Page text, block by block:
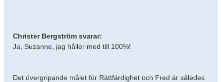
Christer Bergström svarar:
Ja, Suzanne, jag håller med till 100%!
Det övergripande målet för Rättfärdighet och Fred är således